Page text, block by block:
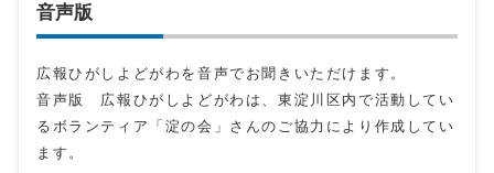
音声版
広報ひがしよどがわを音声でお聞きいただけます。
音声版 広報ひがしよどがわは、東淀川区内で活動してい
るボランティア「淀の会」さんのご協力により作成してい
ます。